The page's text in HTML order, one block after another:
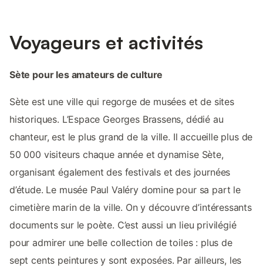
Voyageurs et activités
Sète pour les amateurs de culture
Sète est une ville qui regorge de musées et de sites
historiques. L’Espace Georges Brassens, dédié au
chanteur, est le plus grand de la ville. Il accueille plus de
50 000 visiteurs chaque année et dynamise Sète,
organisant également des festivals et des journées
d’étude. Le musée Paul Valéry domine pour sa part le
cimetière marin de la ville. On y découvre d’intéressants
documents sur le poète. C’est aussi un lieu privilégié
pour admirer une belle collection de toiles : plus de
sept cents peintures y sont exposées. Par ailleurs, les